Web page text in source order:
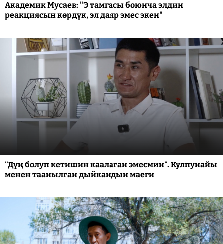
Академик Мусаев: "Э тамгасы боюнча элдин
реакциясын көрдүк, эл даяр эмес экен"
"Дүң болуп кетишин каалаган эмесмин". Кулпунайы
менен таанылган дыйкандын маеги